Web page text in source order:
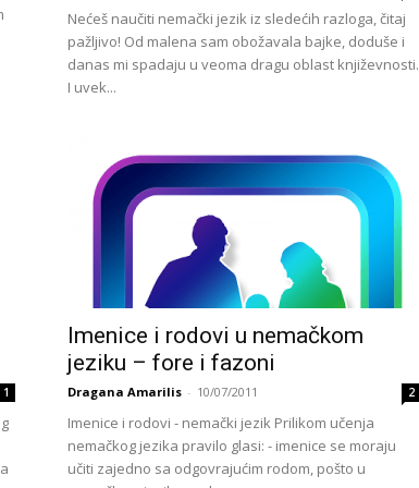
Nećeš naučiti nemački jezik iz sledećih razloga, čitaj
pažljivo! Od malena sam obožavala bajke, doduše i
danas mi spadaju u veoma dragu oblast književnosti.
I uvek...
1
Imenice i rodovi u nemačkom
jeziku – fore i fazoni
Dragana Amarilis - 10/07/2011 2
Imenice i rodovi - nemački jezik Prilikom učenja
nemačkog jezika pravilo glasi: - imenice se moraju
učiti zajedno sa odgovrajućim rodom, pošto u